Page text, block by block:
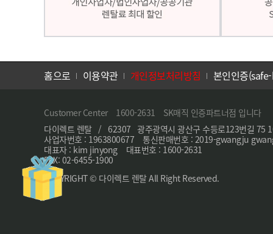
홈으로 이용약관 개인정보처리방침 본인인증
Customer Center 1600-2631 SK매직 인증파트너점 입니다
다이렉트 렌탈 / 62307 광주광역시 광산구 수등로123번길 75
사업자번호 : 1963800677 통신판매번호 : 2019-gwangju
대표자 : kim jinyong 대표번호 : 1600-2631
FAX: 02-6455-1900
COPYRIGHT © 다이렉트 렌탈 All Right Reserved.